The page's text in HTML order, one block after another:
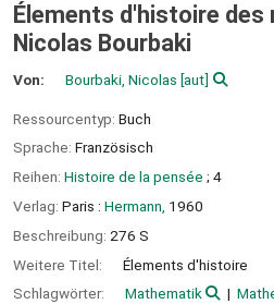
Élements d'histoire
Nicolas Bourbaki
Von: Bourbaki, Nicolas [aut]
Ressourcentyp: Buch
Sprache: Französisch
Reihen: Histoire de la pensée ; 4
Verlag: Paris : Hermann, 1960
Beschreibung: 276 S
Weitere Titel:
Élements d'histoire
Schlagwörter:
Mathematik